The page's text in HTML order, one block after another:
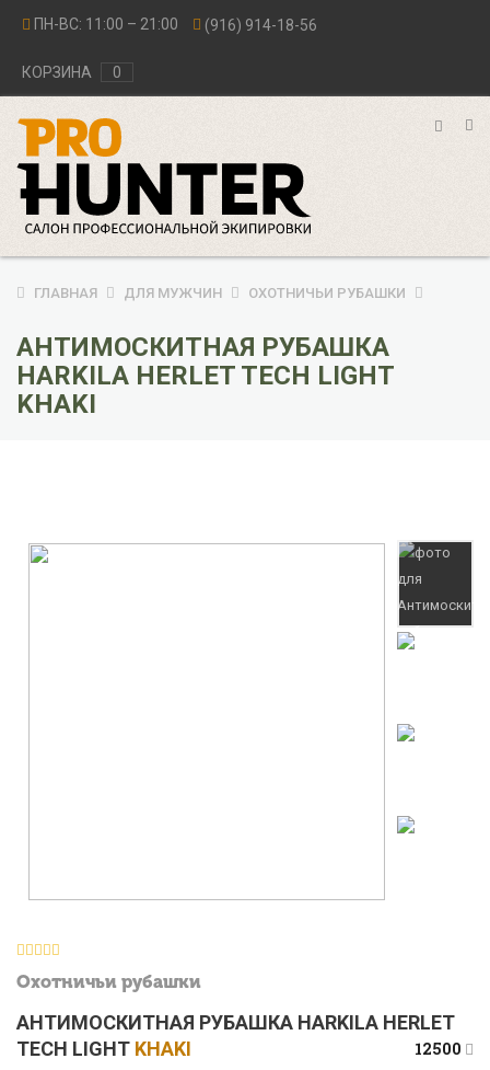
ПН-ВС: 11:00 – 21:00 (916) 914-18-56
КОРЗИНА 0
ГЛАВНАЯ ДЛЯ МУЖЧИН ОХОТНИЧЬИ РУБАШКИ
АНТИМОСКИТНАЯ РУБАШКА
HARKILA HERLET TECH LIGHT
KHAKI
Охотничьи рубашки
АНТИМОСКИТНАЯ РУБАШКА HARKILA HERLET
TECH LIGHT KHAKI 12500